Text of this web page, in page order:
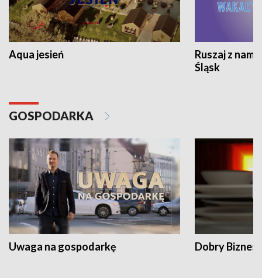
Aqua jesień
Ruszaj z
Śląsk
GOSPODARKA
Uwaga na gospodarkę Dobry Biznes